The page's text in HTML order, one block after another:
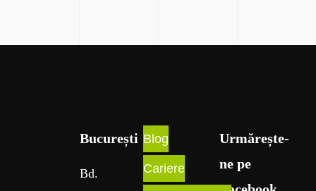
București​
Bd.
Blog
Cariere
Urmărește-
ne pe